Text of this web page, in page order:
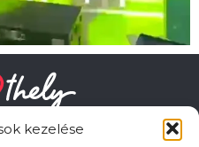
kezelése